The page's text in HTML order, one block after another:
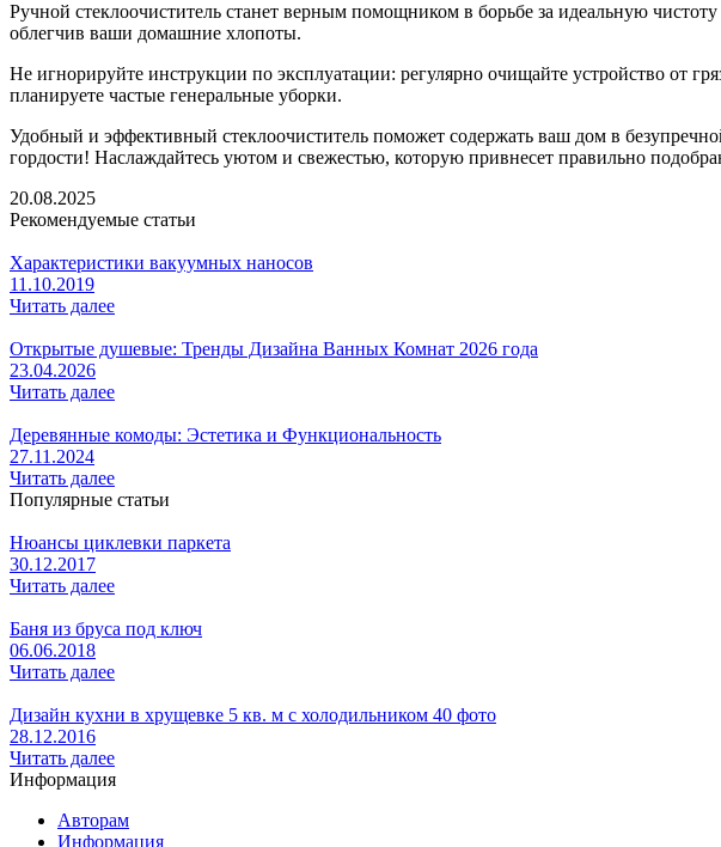
Ручной стеклоочиститель станет верным помощником в борьбе за идеальную
облегчив ваши домашние хлопоты.
Не игнорируйте инструкции по эксплуатации: регулярно очищайте устройство от
планируете частые генеральные уборки.
Удобный и эффективный стеклоочиститель поможет содержать ваш дом в
гордости! Наслаждайтесь уютом и свежестью, которую привнесет правильно
20.08.2025
Рекомендуемые статьи
Характеристики вакуумных наносов
11.10.2019
Читать далее
Открытые душевые: Тренды Дизайна Ванных Комнат 2026 года
23.04.2026
Читать далее
Деревянные комоды: Эстетика и Функциональность
27.11.2024
Читать далее
Популярные статьи
Нюансы циклевки паркета
30.12.2017
Читать далее
Баня из бруса под ключ
06.06.2018
Читать далее
Дизайн кухни в хрущевке 5 кв. м с холодильником 40 фото
28.12.2016
Читать далее
Информация
Авторам
Информация